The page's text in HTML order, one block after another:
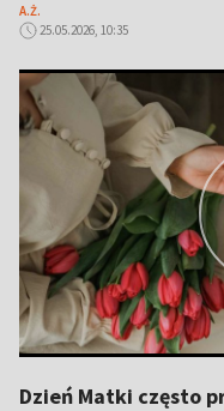
A.Ż.
25.05.2026, 10:35
Dzień Matki często